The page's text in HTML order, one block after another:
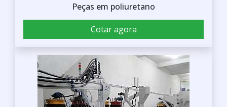
Peças em poliuretano
Cotar agora